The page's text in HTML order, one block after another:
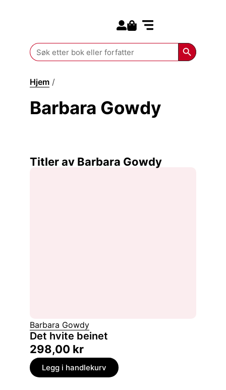
Search
for:
Search
Hjem /
Barbara Gowdy
Titler av Barbara Gowdy
Barbara Gowdy
Det hvite beinet
298,00 kr
Legg i handlekurv